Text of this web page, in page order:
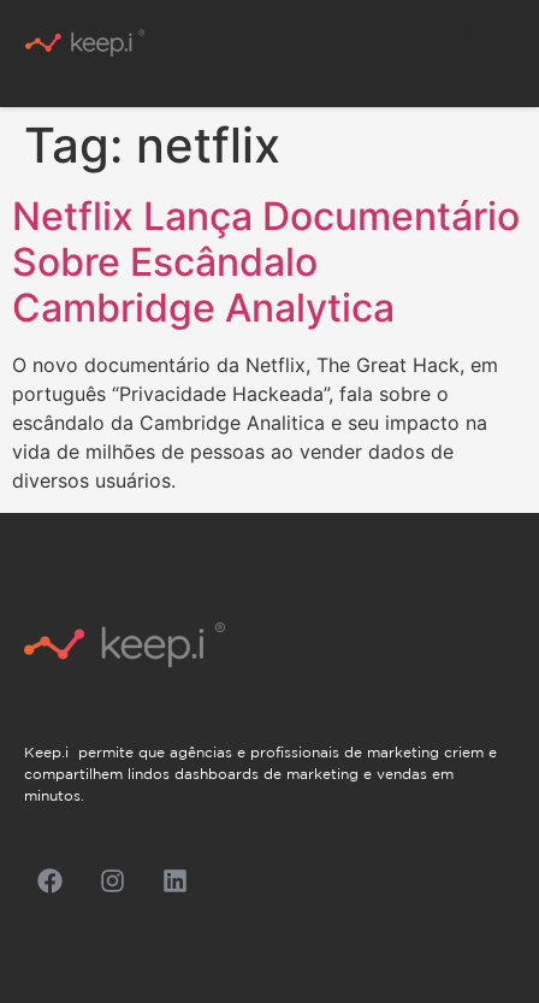
Tag: netflix
Netflix Lança Documentário
Sobre Escândalo
Cambridge Analytica
O novo documentário da Netflix, The Great Hack, em
português “Privacidade Hackeada”, fala sobre o
escândalo da Cambridge Analitica e seu impacto na
vida de milhões de pessoas ao vender dados de
diversos usuários.
Keep.i permite que agências e profissionais de marketing criem e
compartilhem lindos dashboards de marketing e vendas em
minutos.